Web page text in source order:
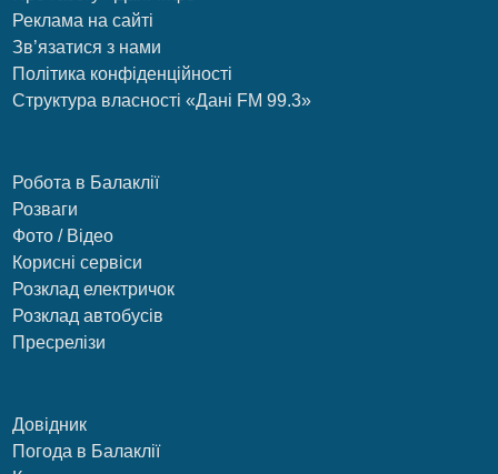
Реклама на сайті
Зв’язатися з нами
Політика конфіденційності
Структура власності «Дані FM 99.3»
Робота в Балаклії
Розваги
Фото / Відео
Корисні сервіси
Розклад електричок
Розклад автобусів
Пресрелізи
Довідник
Погода в Балаклії